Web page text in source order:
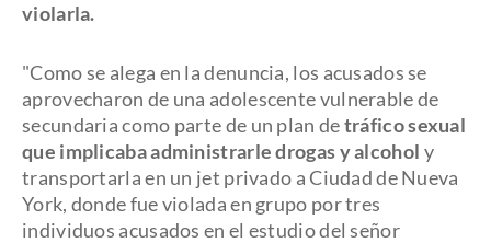
violarla.
"Como se alega en la denuncia, los acusados se
aprovecharon de una adolescente vulnerable de
secundaria como parte de un plan detráfico sexual
que implicaba administrarle drogas y alcohol y
transportarla en un jet privado a Ciudad de Nueva
York, donde fue violada en grupo por tres
individuos acusados en el estudio del señor